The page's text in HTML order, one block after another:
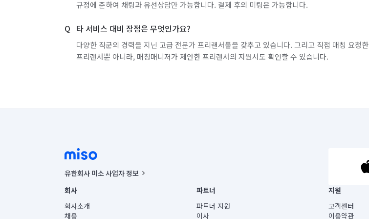
규정에 준하여 채팅과 유선상담만 가능합니다. 결제 후의 미팅은 가능합니다.
타 서비스 대비 장점은 무엇인가요?
다양한 직군의 경력을 지닌 고급 전문가 프리랜서풀을 갖추고 있습니다. 그리고 직접 매칭 요청한
프리랜서뿐 아니라, 매칭매니저가 제안한 프리랜서의 지원서도 확인할 수 있습니다.
유한회사 미소 사업자 정보
사업자등록번호 : 291-87-00271 | 인허가번호 : 2016-3220163-14-5-00019 |
통신판매신고번호 : 2024-서울종로-1400(공정거래위원회 정보) |
대표이사 : CHING VICTOR COLUMBIA RHEE
주소 | 본사: 서울특별시 종로구 율곡로 6(중학동, 트윈트리빌딩) B동 5층
회사
회사소개
채용
파트너
파트너 지원
이사
지원
고객센터
이용약관